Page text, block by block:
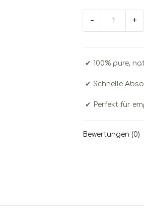
- +
✔ 100% pure,
✔ Schnelle
✔ Perfekt für
Bewertungen (0)